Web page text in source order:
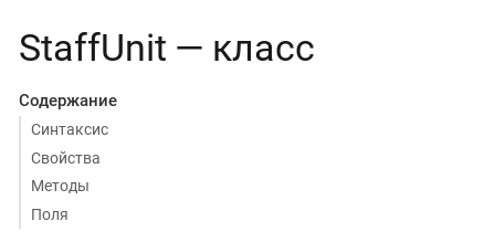
StaffUnit — класс
Содержание
Синтаксис
Свойства
Методы
Поля